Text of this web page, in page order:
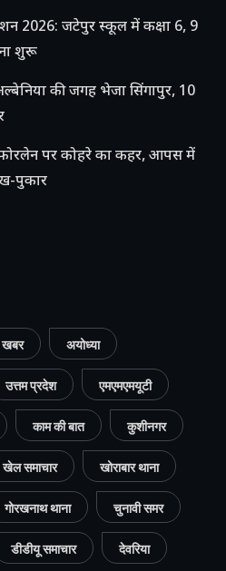
2026: जटेपुर स्कूल में कक्षा 6, 9
शुरू
की जगह भेजा सिंगापुर, 10
पर कोहरे का कहर, आपस में
पुकार
खबर अयोध्या
उत्तम प्रदेश एमएमएमयूटी
काम की बात कुशीनगर
खेल समाचार खोराबार थाना
गोरखनाथ थाना चुनावी समर
डीडीयू समाचार देवरिया